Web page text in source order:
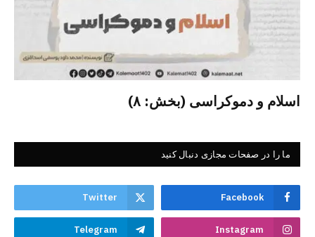
اسلام و دموکراسی (بخش: ۸)
ما را در صفحات مجازی دنبال کنید
Facebook
Twitter
Instagram
Telegram